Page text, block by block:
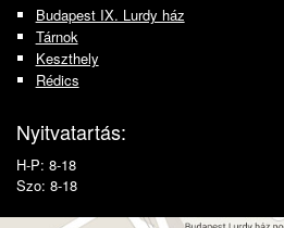
Budapest IX. Lurdy ház
Tárnok
Keszthely
Rédics
Nyitvatartás:
H-P: 8-18
Szo: 8-18